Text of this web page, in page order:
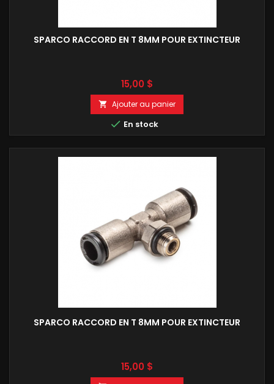
SPARCO RACCORD EN T 8MM POUR EXTINCTEUR
Prix
15,00 $
 Ajouter au panier
 En stock
SPARCO RACCORD EN T 8MM POUR EXTINCTEUR
Prix
15,00 $